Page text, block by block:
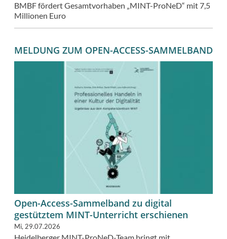
BMBF fördert Gesamtvorhaben „MINT-ProNeD“ mit 7,5
Millionen Euro
MELDUNG ZUM OPEN-ACCESS-SAMMELBAND
Open-Access-Sammelband zu digital
gestütztem MINT-Unterricht erschienen
Mi, 29.07.2026
Heidelberger MINT-ProNeD-Team bringt mit